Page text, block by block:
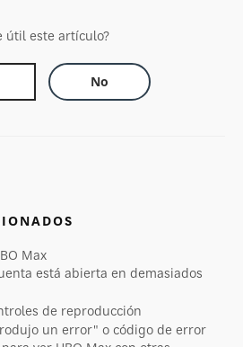
útil este artículo?
No
Max
está abierta en demasiados
de reproducción
un error" o código de error